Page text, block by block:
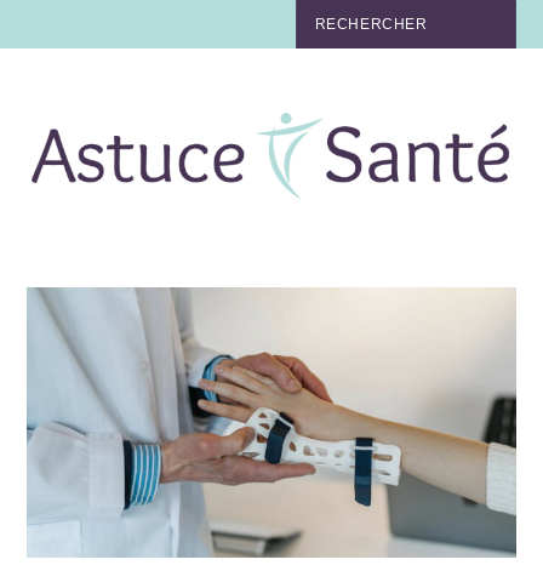
TABAC
NUTRITION
MÉDECINE
MÉDECINE DOUCE
BIEN-ÊTRE